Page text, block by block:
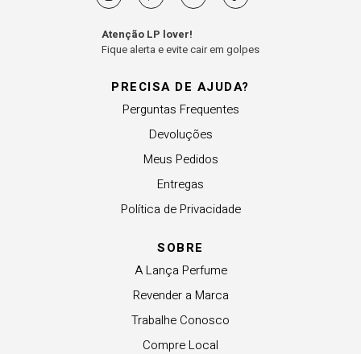
PRECISA DE AJUDA?
Perguntas Frequentes
Devoluções
Meus Pedidos
Entregas
Política de Privacidade
SOBRE
A Lança Perfume
Revender a Marca
Trabalhe Conosco
Compre Local
Atenção LP lover!
Fique alerta e evite cair em golpes